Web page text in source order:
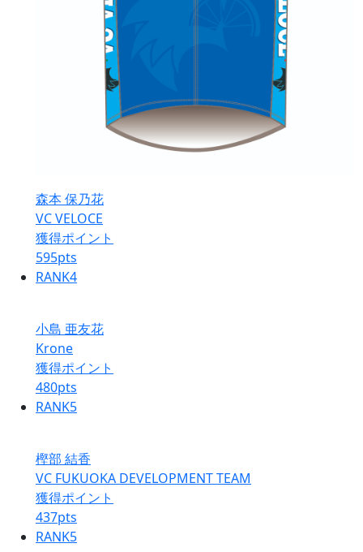
森本 保乃花
VC VELOCE
獲得ポイント
595pts
RANK4
小島 亜友花
Krone
獲得ポイント
480pts
RANK5
樫部 結香
VC FUKUOKA DEVELOPMENT TEAM
獲得ポイント
437pts
RANK5